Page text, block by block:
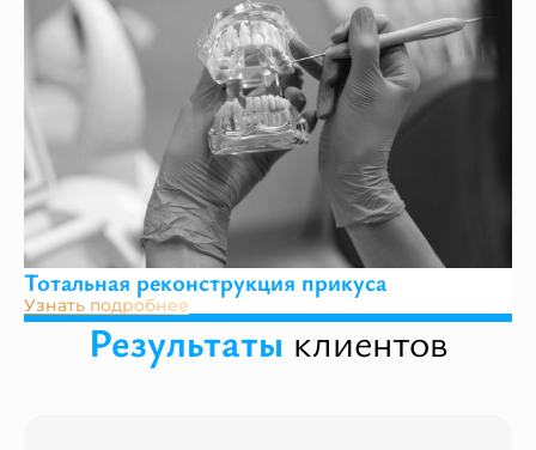
Тотальная реконструкция прикуса
Узнать подробнее
Результаты клиентов